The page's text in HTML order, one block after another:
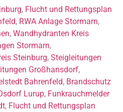
, Flucht und Rettungsplan
, RWA Anlage Stormarn,
, Wandhydranten Kreis
Stormarn,
Steinburg, Steigleitungen
Großhansdorf,
Bahrenfeld, Brandschutz
Lurup, Funkrauchmelder
, Flucht und Rettungsplan